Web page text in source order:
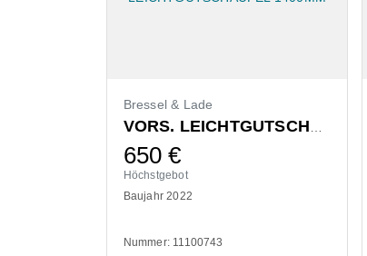
Bressel & Lade
650 €
Höchstgebot
Baujahr 2022
Nummer: 11100743